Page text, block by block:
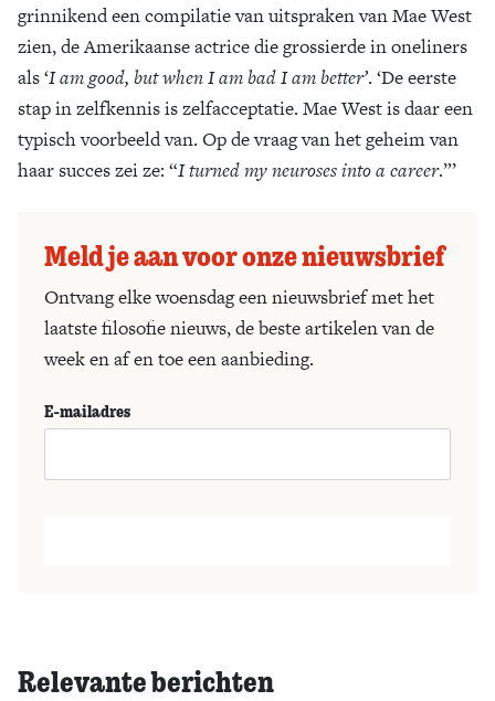
grinnikend een compilatie van uitspraken van Mae West
zien, de Amerikaanse actrice die grossierde in oneliners
als ‘I am good, but when I am bad I am better’. ‘De eerste
stap in zelfkennis is zelfacceptatie. Mae West is daar een
typisch voorbeeld van. Op de vraag van het geheim van
haar succes zei ze: “I turned my neuroses into a career.”’
Meld je aan voor onze nieuwsbrief
Ontvang elke woensdag een nieuwsbrief met het
laatste filosofie nieuws, de beste artikelen van de
week en af en toe een aanbieding.
E-mailadres
Relevante berichten